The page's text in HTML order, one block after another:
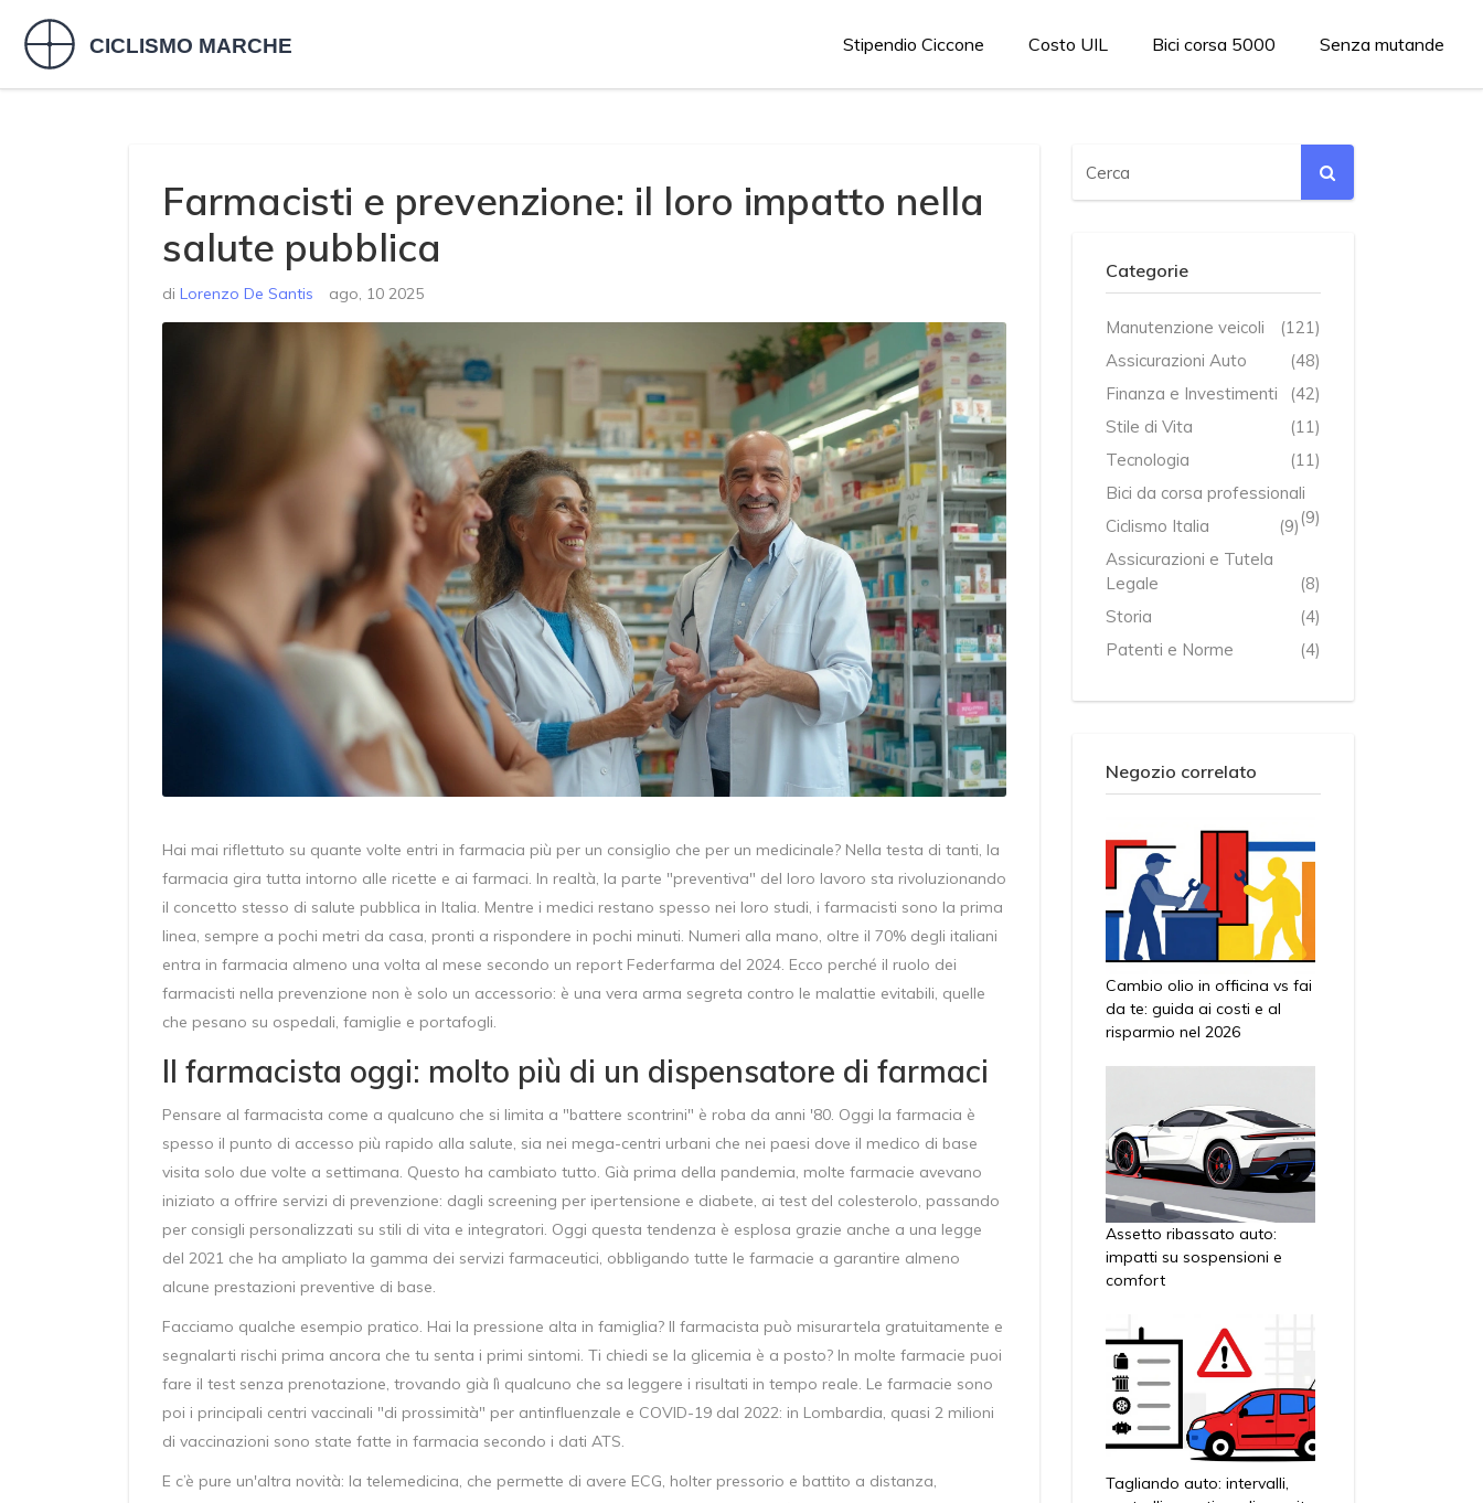
Stipendio Ciccone Costo UIL Bici corsa 5000 Senza mutande
Farmacisti e prevenzione: il loro impatto nella
salute pubblica
di Lorenzo De Santis ago, 10 2025
Hai mai riflettuto su quante volte entri in farmacia più per un consiglio che per un medicinale? Nella testa di tanti, la
farmacia gira tutta intorno alle ricette e ai farmaci. In realtà, la parte "preventiva" del loro lavoro sta rivoluzionando
il concetto stesso di salute pubblica in Italia. Mentre i medici restano spesso nei loro studi, i farmacisti sono la prima
linea, sempre a pochi metri da casa, pronti a rispondere in pochi minuti. Numeri alla mano, oltre il 70% degli italiani
entra in farmacia almeno una volta al mese secondo un report Federfarma del 2024. Ecco perché il ruolo dei
farmacisti nella prevenzione non è solo un accessorio: è una vera arma segreta contro le malattie evitabili, quelle
che pesano su ospedali, famiglie e portafogli.
Il farmacista oggi: molto più di un dispensatore di farmaci
Pensare al farmacista come a qualcuno che si limita a "battere scontrini" è roba da anni '80. Oggi la farmacia è
spesso il punto di accesso più rapido alla salute, sia nei mega-centri urbani che nei paesi dove il medico di base
visita solo due volte a settimana. Questo ha cambiato tutto. Già prima della pandemia, molte farmacie avevano
iniziato a offrire servizi di prevenzione: dagli screening per ipertensione e diabete, ai test del colesterolo, passando
per consigli personalizzati su stili di vita e integratori. Oggi questa tendenza è esplosa grazie anche a una legge
del 2021 che ha ampliato la gamma dei servizi farmaceutici, obbligando tutte le farmacie a garantire almeno
alcune prestazioni preventive di base.
Facciamo qualche esempio pratico. Hai la pressione alta in famiglia? Il farmacista può misurartela gratuitamente e
segnalarti rischi prima ancora che tu senta i primi sintomi. Ti chiedi se la glicemia è a posto? In molte farmacie puoi
fare il test senza prenotazione, trovando già lì qualcuno che sa leggere i risultati in tempo reale. Le farmacie sono
poi i principali centri vaccinali "di prossimità" per antinfluenzale e COVID-19 dal 2022: in Lombardia, quasi 2 milioni
di vaccinazioni sono state fatte in farmacia secondo i dati ATS.
E c’è pure un'altra novità: la telemedicina, che permette di avere ECG, holter pressorio e battito a distanza,
Categorie
Manutenzione veicoli
(121)
Assicurazioni Auto
(48)
Finanza e Investimenti
(42)
Stile di Vita
(11)
Tecnologia
(11)
Bici da corsa professionali
(9)
Ciclismo Italia
(9)
Assicurazioni e Tutela
Legale
(8)
Storia
(4)
Patenti e Norme
(4)
Negozio correlato
Cambio olio in officina vs fai
da te: guida ai costi e al
risparmio nel 2026
Assetto ribassato auto:
impatti su sospensioni e
comfort
Tagliando auto: intervalli,